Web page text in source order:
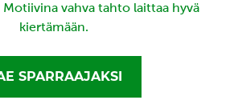
vahva tahto laittaa hyvä
kiertämään.
SPARRAAJAKSI